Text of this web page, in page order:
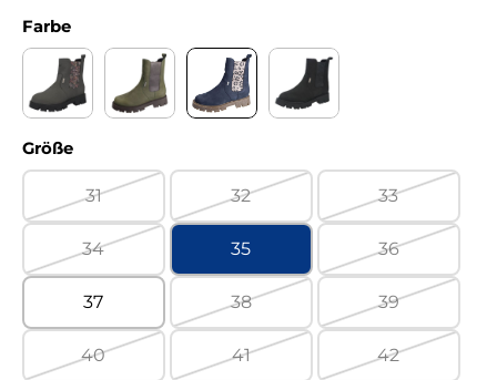
Farbeauswählen
Größeauswählen
31
(Diese Option ist zurzeit nicht verfügbar.)
32
(Diese Option ist zurzeit nicht
33
34
(Diese Option ist zurzeit nicht verfügbar.)
35 36
37 38
(Diese Option ist zurzeit nicht
39
40
(Diese Option ist zurzeit nicht verfügbar.)
41
(Diese Option ist zurzeit nicht
42